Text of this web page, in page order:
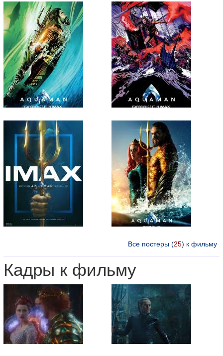
Все постеры (25) к фильму
Кадры к фильму